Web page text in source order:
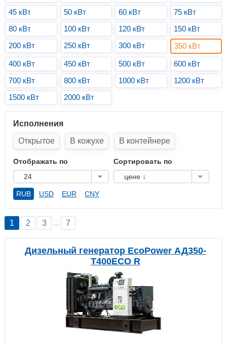
45 кВт
50 кВт 60 кВт
75 кВт
80 кВт
100 кВт 120 кВт
150 кВт
200 кВт
250 кВт 300 кВт 350 кВт
400 кВт 450 кВт 500 кВт
600 кВт
700 кВт
800 кВт 1000 кВт
1200 кВт
1500 кВт
2000 кВт
Исполнения
Открытое
В кожухе В контейнере
Отображать по
24
Сортировать по
цене ↓
RUB USD EUR CNY
1 2 3 … 7
Дизельный генератор EcoPower АД350-
T400ECO R